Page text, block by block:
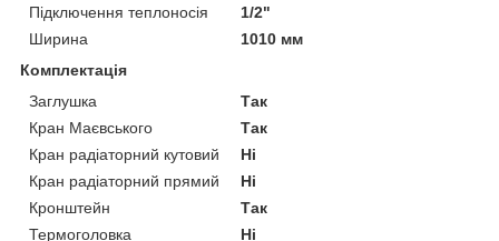
Підключення теплоносія
1/2"
Ширина
1010 мм
Комплектація
Заглушка
Так
Кран Маєвського
Так
Кран радіаторний кутовий
Ні
Кран радіаторний прямий
Ні
Кронштейн
Так
Термоголовка
Ні